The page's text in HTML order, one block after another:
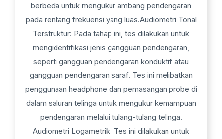
berbeda untuk mengukur ambang pendengaran
pada rentang frekuensi yang luas.Audiometri Tonal
Terstruktur: Pada tahap ini, tes dilakukan untuk
mengidentifikasi jenis gangguan pendengaran,
seperti gangguan pendengaran konduktif atau
gangguan pendengaran saraf. Tes ini melibatkan
penggunaan headphone dan pemasangan probe di
dalam saluran telinga untuk mengukur kemampuan
pendengaran melalui tulang-tulang telinga.
Audiometri Logametrik: Tes ini dilakukan untuk